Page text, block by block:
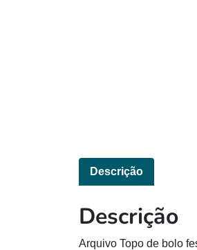
Descrição
Descrição
Arquivo Topo de bolo